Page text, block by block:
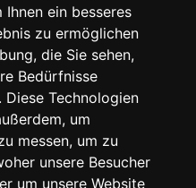
Ihnen ein besseres
zu ermöglichen
die Sie sehen,
Bedürfnisse
Diese Technologien
um
messen, um zu
unsere Besucher
um unsere Website